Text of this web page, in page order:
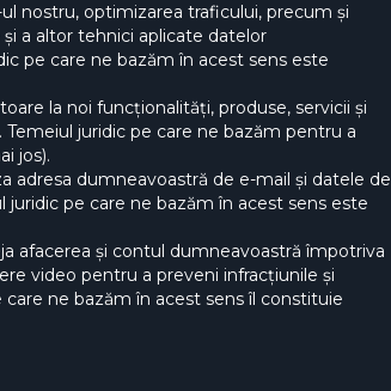
nostru, optimizarea traficului, precum și
a altor tehnici aplicate datelor
pe care ne bazăm în acest sens este
la noi funcționalități, produse, servicii și
juridic pe care ne bazăm pentru a
jos).
adresa dumneavoastră de e-mail și datele de
pe care ne bazăm în acest sens este
afacerea și contul dumneavoastră împotriva
video pentru a preveni infracțiunile și
ne bazăm în acest sens îl constituie